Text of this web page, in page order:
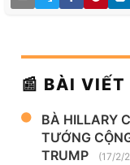
📰 BÀI
BÀ HILLARY
TƯỚNG
TRUMP
(17/2/